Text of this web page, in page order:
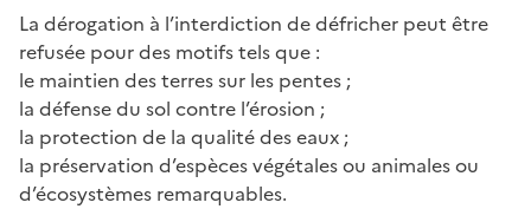
La dérogation à l’interdiction de défricher peut être
refusée pour des motifs tels que :
le maintien des terres sur les pentes ;
la défense du sol contre l’érosion ;
la protection de la qualité des eaux ;
la préservation d’espèces végétales ou animales ou
d’écosystèmes remarquables.